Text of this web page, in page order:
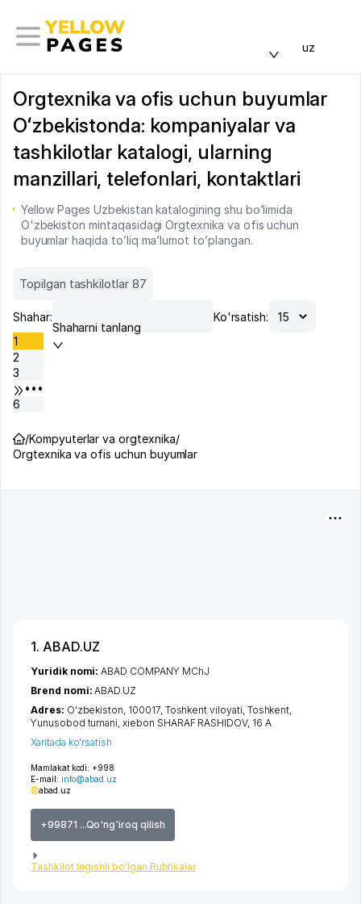
uz
Orgtexnika va ofis uchun buyumlar
Oʻzbekistonda: kompaniyalar va
tashkilotlar katalogi, ularning
manzillari, telefonlari, kontaktlari
Yellow Pages Uzbekistan katalogining shu bo’limida
O'zbekiston mintaqasidagi Orgtexnika va ofis uchun
buyumlar haqida to’liq ma’lumot to’plangan.
Topilgan tashkilotlar 87
Shahar:
Shaharni tanlang
Ko'rsatish:
1
2
3
•••
6
/Kompyuterlar va orgtexnika/
Orgtexnika va ofis uchun buyumlar
1. ABAD.UZ
Mamlakat kodi: +998
E-mail: info@abad.uz
abad.uz
+99871 ...Qo'ng'iroq qilish
Tashkilot tegishli bo'lgan Rubrikalar
Yuridik nomi:ABAD COMPANY MChJ
Brend nomi:ABAD.UZ
Adres: O'zbekiston, 100017, Toshkent viloyati Toshkent
Yunusobod tumani ,xiеbon SHARAF RASHIDOV, 16 A
Xaritada ko'rsatish